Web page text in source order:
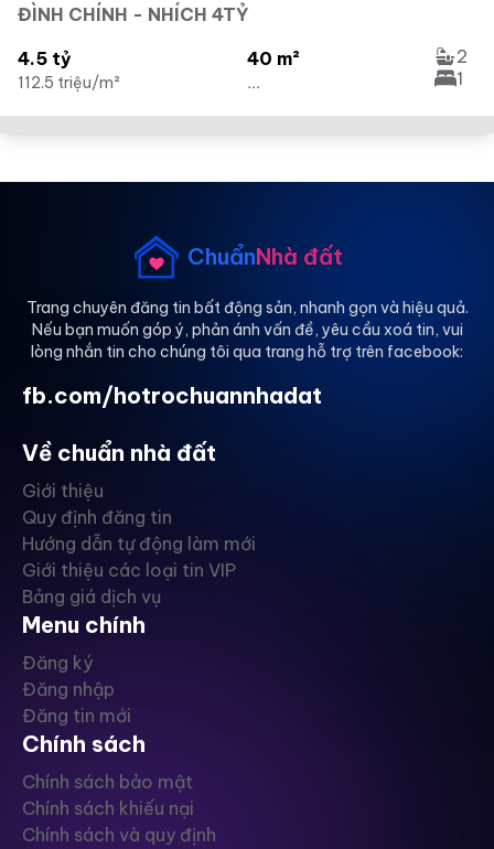
ĐÌNH CHÍNH - NHÍCH 4TỶ
4.5 tỷ
112.5 triệu/m²
40 m²
...
2
1
ChuẩnNhà đất
Trang chuyên đăng tin bất động sản, nhanh gọn và hiệu quả.
Nếu bạn muốn góp ý, phản ánh vấn đề, yêu cầu xoá tin, vui
lòng nhắn tin cho chúng tôi qua trang hỗ trợ trên facebook:
fb.com/hotrochuannhadat
Về chuẩn nhà đất
Giới thiệu
Quy định đăng tin
Hướng dẫn tự động làm mới
Giới thiệu các loại tin VIP
Bảng giá dịch vụ
Menu chính
Đăng ký
Đăng nhập
Đăng tin mới
Chính sách
Chính sách bảo mật
Chính sách khiếu nại
Chính sách và quy định